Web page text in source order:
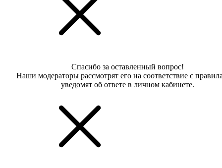
Спасибо за оставленный вопрос!
Наши модераторы рассмотрят его на соответствие с
уведомят об ответе в личном кабинете.